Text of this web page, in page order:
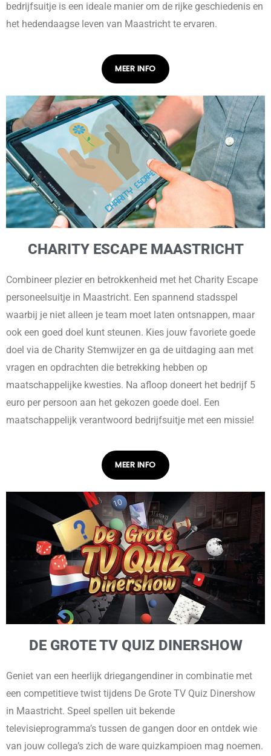
bedrijfsuitje is een ideale manier om de rijke geschiedenis en
het hedendaagse leven van Maastricht te ervaren.
MEER INFO
CHARITY ESCAPE MAASTRICHT
Combineer plezier en betrokkenheid met het Charity Escape
personeelsuitje in Maastricht. Een spannend stadsspel
waarbij je niet alleen je team moet laten ontsnappen, maar
ook een goed doel kunt steunen. Kies jouw favoriete goede
doel via de Charity Stemwijzer en ga de uitdaging aan met
vragen en opdrachten die betrekking hebben op
maatschappelijke kwesties. Na afloop doneert het bedrijf 5
euro per persoon aan het gekozen goede doel. Een
maatschappelijk verantwoord bedrijfsuitje met een missie!
MEER INFO
DE GROTE TV QUIZ DINERSHOW
Geniet van een heerlijk driegangendiner in combinatie met
een competitieve twist tijdens De Grote TV Quiz Dinershow
in Maastricht. Speel spellen uit bekende
televisieprogramma’s tussen de gangen door en ontdek wie
van jouw collega’s zich de ware quizkampioen mag noemen.